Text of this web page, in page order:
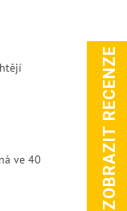
ve 40
ZOBRAZIT RECENZE